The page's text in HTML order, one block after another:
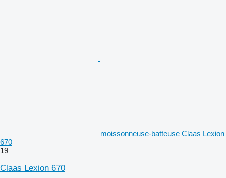
moissonneuse-batteuse Claas Lexion
670
19
Claas Lexion 670